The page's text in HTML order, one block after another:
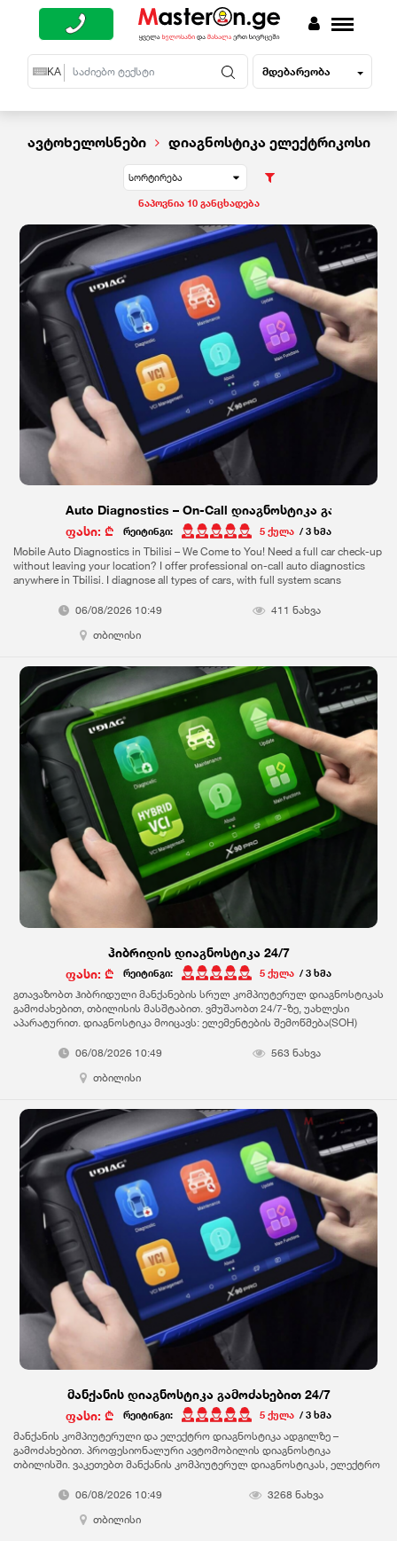
EN KA RU მდებარეობა
ავტოხელოსნები დიაგნოსტიკა ელექტრიკოსი
სორტირება
ნაპოვნია 10 განცხადება
Auto Diagnostics – On-Call დიაგნოსტიკა გამოძახებით
ფასი: ₾
რეიტინგი: 5 ქულა / 3 ხმა
Mobile Auto Diagnostics in Tbilisi – We Come to You! Need a full car check-up
without leaving your location? I offer professional on-call auto diagnostics
anywhere in Tbilisi. I diagnose all types of cars, with full system scans
Inspections – Don’t buy blindly! Engine, Transmission, ABS, Airbag & More;
Whether you're buying a used car or just want to check your vehicle’s health,
06/08/2026 10:49
411 ნახვა
თბილისი
ჰიბრიდის დიაგნოსტიკა 24/7
ფასი: ₾
რეიტინგი: 5 ქულა / 3 ხმა
გთავაზობთ ჰიბრიდული მანქანების სრულ კომპიუტერულ დიაგნოსტიკას
გამოძახებით, თბილისის მასშტაბით. ვმუშაობთ 24/7-ზე, უახლესი
აპარატურით. დიაგნოსტიკა მოიცავს: ელემენტების შემოწმება(SOH)
განმუხტვის პარამეტრები ინვერტორი და კონვერტორი შიდა წვის ძრავის
და ტრანსმისიის სენსორები სამუხრუჭე სისტემა (ABS / ESP)
(EPB) საჭის მართვის ბლოკი (EPS) კომფორტ ბლოკი (BCM). ვამოწმებთ:
️Toyota (Prius, Camry Hybrid, RAV4 Hybrid და სხვ.) ️Honda (Insight, Accord
Hybrid, CR-V Hybrid…) ️Nissan (e-Power სისტემის ჰიბრიდები) ️Mazda (CX-
60 PHEV ) ️Hyundai (Ioniq, Sonata, Tucson .) ️Kia (Niro, Sorento ) ️Ford (Fusion
Hybrid, Escape Hybrid) ️Mercedes-Benz (C-Class, E-Class ) ️Chevrolet (Malibu
Hybrid, Volt PHEV) ️BYD (PHEV/HEV) ️Chery (PHEV) ️ყველა სახის ჰიბრიდული
და ელექტრო მანქანა(US, JPN, ჩინური,GER)
06/08/2026 10:49
563 ნახვა
თბილისი
მანქანის დიაგნოსტიკა გამოძახებით 24/7
ფასი: ₾
რეიტინგი: 5 ქულა / 3 ხმა
მანქანის კომპიუტერული და ელექტრო დიაგნოსტიკა ადგილზე –
გამოძახებით. პროფესიონალური ავტომობილის დიაგნოსტიკა
თბილისში. ვაკეთებთ მანქანის კომპიუტერულ დიაგნოსტიკას, ელექტრო
თანამედროვე აპარატურით. სერვისი ხორციელდება გამოძახებით,
მოდელის ავტომობილზე. გამოცდილება და სანდოობა ხარისხიანი
06/08/2026 10:49
3268 ნახვა
თბილისი